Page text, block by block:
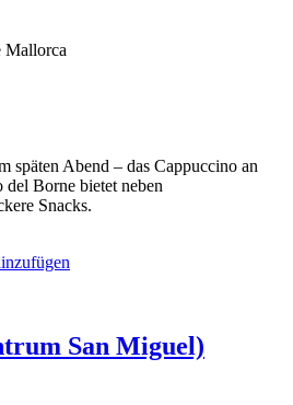
Mallorca
späten Abend – das Cappuccino an
del Borne bietet neben
Snacks.
San Miguel)